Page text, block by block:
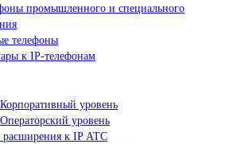
промышленного и специального
телефоны
к IP-телефонам
уровень
уровень
к IP АТС